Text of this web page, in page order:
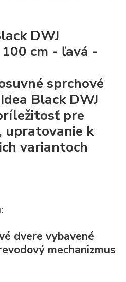
DWJ
cm - ľavá -
sprchové
Black DWJ
pre
upratovanie k
variantoch
dvere vybavené
mechanizmus